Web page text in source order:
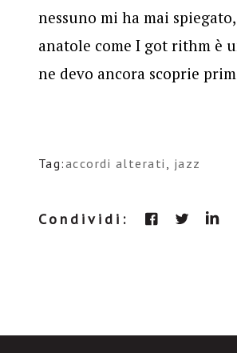
nessuno mi ha mai
anatole come I got rithm è
ne devo ancora scoprie
Tag:accordi alterati , jazz
Condividi: